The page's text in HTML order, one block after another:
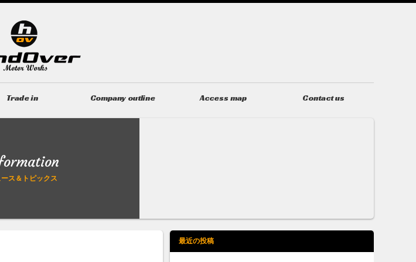
Trade in Company outline Access map Contact us
ース＆トピックス
最近の投稿